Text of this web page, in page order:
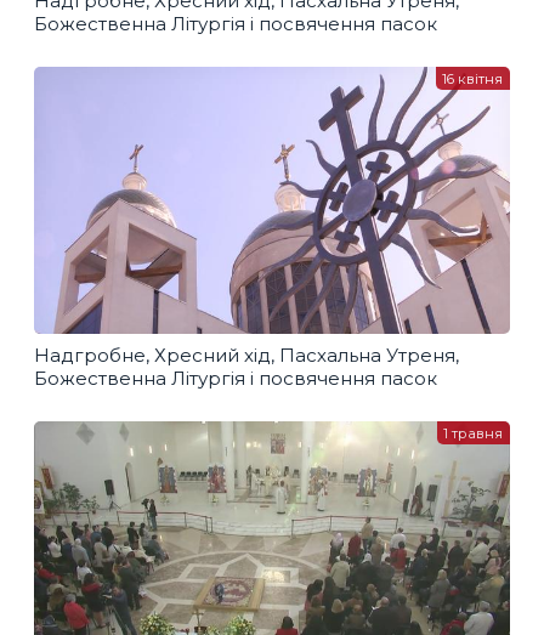
Божественна Літургія і посвячення пасок
Надгробне, Хресний хід, Пасхальна Утреня,
Божественна Літургія і посвячення пасок
16 квітня
1 травня